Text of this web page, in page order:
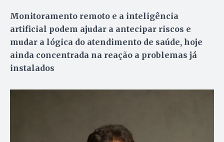
Monitoramento remoto e a inteligência
artificial podem ajudar a antecipar riscos e
mudar a lógica do atendimento de saúde, hoje
ainda concentrada na reação a problemas já
instalados